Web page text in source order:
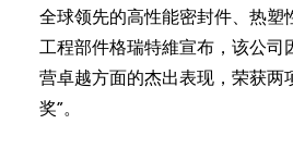
全球领先的高性能密封件、热塑
工程部件格瑞特維宣布，该公司
营卓越方面的杰出表现，荣获两
奖”。